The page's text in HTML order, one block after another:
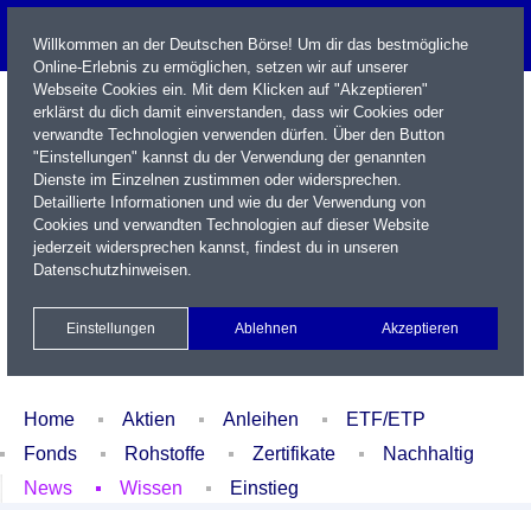
Name / WKN / ISIN / Kürzel
Xetra Realtime
Watchlist Portfolio Login
Home Aktien Anleihen
ETF/ETP
Fonds
Rohstoffe Zertifikate
Nachhaltig
News
Wissen Einstieg
Willkommen an der Deutschen Börse! Um dir das bestmögliche
Online-Erlebnis zu ermöglichen, setzen wir auf unserer
Webseite Cookies ein. Mit dem Klicken auf "Akzeptieren"
erklärst du dich damit einverstanden, dass wir Cookies oder
verwandte Technologien verwenden dürfen. Über den Button
"Einstellungen" kannst du der Verwendung der genannten
Dienste im Einzelnen zustimmen oder widersprechen.
Detaillierte Informationen und wie du der Verwendung von
Cookies und verwandten Technologien auf dieser Website
jederzeit widersprechen kannst, findest du in unseren
Datenschutzhinweisen.
Einstellungen Ablehnen Akzeptieren